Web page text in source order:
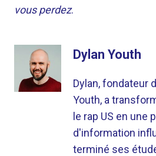
vous perdez.
Dylan Youth
Dylan, fondateur
Youth, a
le rap US en une
d'information
terminé ses